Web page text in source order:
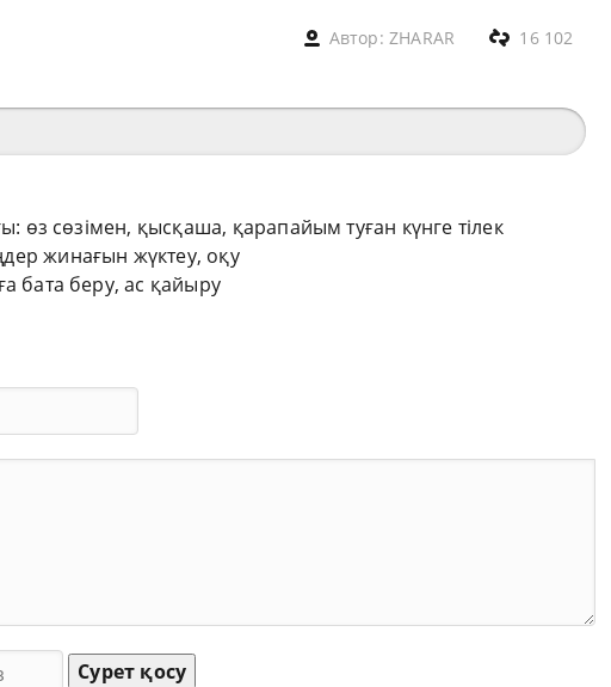
Автор:ZHARAR 16 102
өз сөзімен, қысқаша, қарапайым туған күнге тілек
жинағын жүктеу, оқу
бата беру, ас қайыру
Сурет қосу